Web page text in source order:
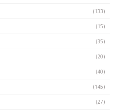
(133)
(15)
(35)
(20)
(40)
(145)
(27)